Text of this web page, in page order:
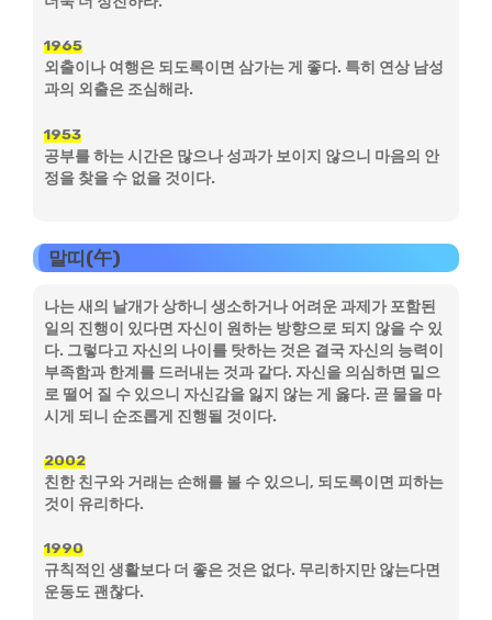
1965
외출이나 여행은 되도록이면 삼가는 게 좋다. 특히 연상 남성
과의 외출은 조심해라.
1953
공부를 하는 시간은 많으나 성과가 보이지 않으니 마음의 안
정을 찾을 수 없을 것이다.
말띠(午)
나는 새의 날개가 상하니 생소하거나 어려운 과제가 포함된
일의 진행이 있다면 자신이 원하는 방향으로 되지 않을 수 있
다. 그렇다고 자신의 나이를 탓하는 것은 결국 자신의 능력이
부족함과 한계를 드러내는 것과 같다. 자신을 의심하면 밑으
로 떨어 질 수 있으니 자신감을 잃지 않는 게 옳다. 곧 물을 마
시게 되니 순조롭게 진행될 것이다.
2002
친한 친구와 거래는 손해를 볼 수 있으니, 되도록이면 피하는
것이 유리하다.
1990
규칙적인 생활보다 더 좋은 것은 없다. 무리하지만 않는다면
운동도 괜찮다.